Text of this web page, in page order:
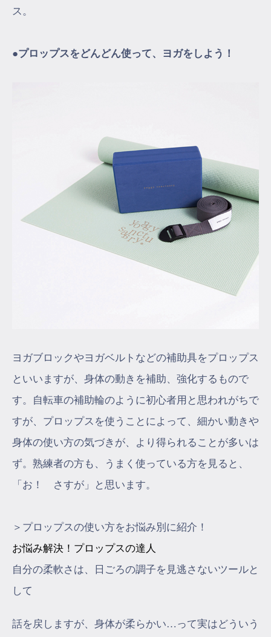
ス。
●プロップスをどんどん使って、ヨガをしよう！
ヨガブロックやヨガベルトなどの補助具をプロップス
といいますが、身体の動きを補助、強化するもので
す。自転車の補助輪のように初心者用と思われがちで
すが、プロップスを使うことによって、細かい動きや
身体の使い方の気づきが、より得られることが多いは
ず。熟練者の方も、うまく使っている方を見ると、
「お！ さすが」と思います。
＞プロップスの使い方をお悩み別に紹介！
お悩み解決！プロップスの達人
自分の柔軟さは、日ごろの調子を見逃さないツールと
して
話を戻しますが、身体が柔らかい…って実はどういう